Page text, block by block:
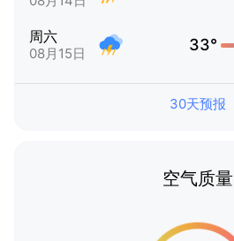
周六
08月15日 33°
30天预报
空气质量